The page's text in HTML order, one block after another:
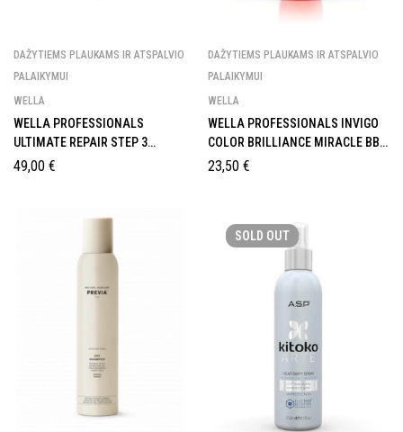
DAŽYTIEMS PLAUKAMS IR ATSPALVIO
PALAIKYMUI
WELLA
WELLA PROFESSIONALS
ULTIMATE REPAIR STEP 3
NENUPLAUNAMAS
PLAUKAMS 90 SEK
49,00 €
DAŽYTIEMS PLAUKAMS IR ATSPALVIO
PALAIKYMUI
WELLA
WELLA PROFESSIONALS INVIGO
COLOR BRILLIANCE MIRACLE BB
SPRAY 150ML
23,50 €
SOLD OUT